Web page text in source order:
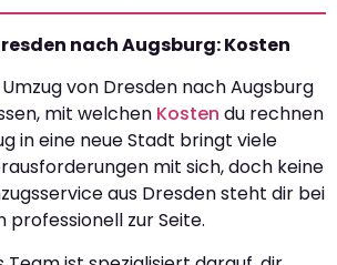
nach Augsburg: Kosten
von Dresden nach Augsburg
mit welchen Kosten du rechnen
in eine neue Stadt bringt viele
mit sich, doch keine
aus Dresden steht dir bei
professionell zur Seite.